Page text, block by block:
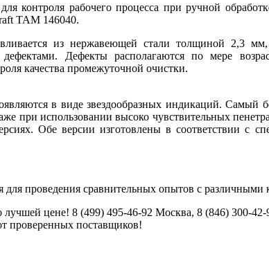
контроля рабочего процесса при ручной
TAM 146040.
из нержавеющей стали толщиной 2,3
дефектами. Дефекты располагаются по мере
качества промежуточной очистки.
в виде звездообразных индикаций.
при использовании высоко чувствительных
Обе версии изготовлены в соответствии с
для проведения сравнительных опытов с
лучшей цене! 8 (499) 495-46-92 Москва, 8 (846) 300-
проверенных поставщиков!